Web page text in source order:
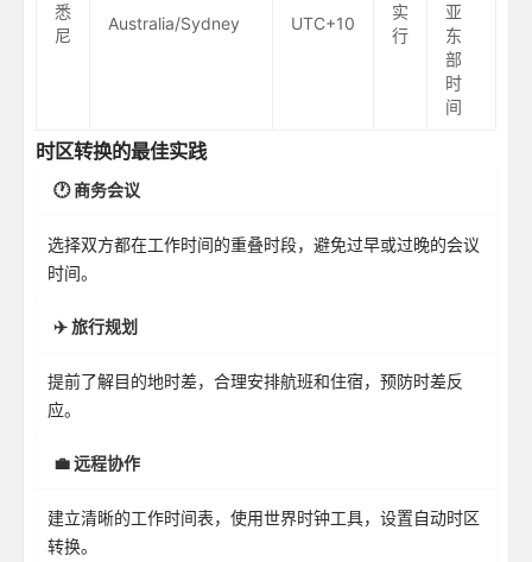
悉
尼
Australia/Sydney UTC+10
实
行
亚
东
部
时
间
时区转换的最佳实践
🕐 商务会议
选择双方都在工作时间的重叠时段，避免过早或过晚的会议
时间。
✈️ 旅行规划
提前了解目的地时差，合理安排航班和住宿，预防时差反
应。
💼 远程协作
建立清晰的工作时间表，使用世界时钟工具，设置自动时区
转换。